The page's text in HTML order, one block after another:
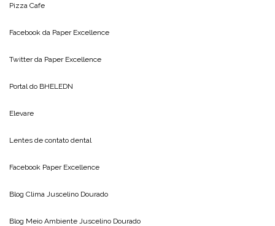
Pizza Cafe
Facebook da Paper Excellence
Twitter da Paper Excellence
Portal do BHELEDN
Elevare
Lentes de contato dental
Facebook Paper Excellence
Blog Clima Juscelino Dourado
Blog Meio Ambiente Juscelino Dourado